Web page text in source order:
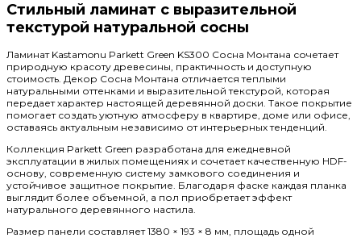
Стильный ламинат с выразительной
текстурой натуральной сосны
Ламинат Kastamonu Parkett Green KS300 Сосна Монтана сочетает
природную красоту древесины, практичность и доступную
стоимость. Декор Сосна Монтана отличается теплыми
натуральными оттенками и выразительной текстурой, которая
передает характер настоящей деревянной доски. Такое покрытие
помогает создать уютную атмосферу в квартире, доме или офисе,
оставаясь актуальным независимо от интерьерных тенденций.
Коллекция Parkett Green разработана для ежедневной
эксплуатации в жилых помещениях и сочетает качественную HDF-
основу, современную систему замкового соединения и
устойчивое защитное покрытие. Благодаря фаске каждая планка
выглядит более объемной, а пол приобретает эффект
натурального деревянного настила.
Размер панели составляет 1380 × 193 × 8 мм, площадь одной